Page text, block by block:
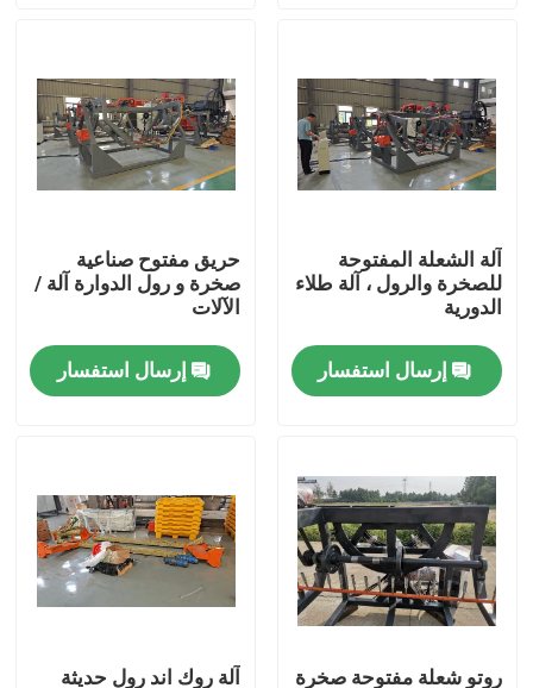
أشرطة فيديو
جولة في المعمل
مراقبة الجودة
أخبار
اطلب اقتباس
قالب Rotomoulding
آلة الشعلة المفتوحة
للصخرة والرول ، آلة طلاء
الدورية
إرسال استفسار
حريق مفتوح صناعية
صخرة و رول الدوارة آلة /
الآلات
إرسال استفسار
روتو شعلة مفتوحة صخرة آلة روك اند رول حديثة